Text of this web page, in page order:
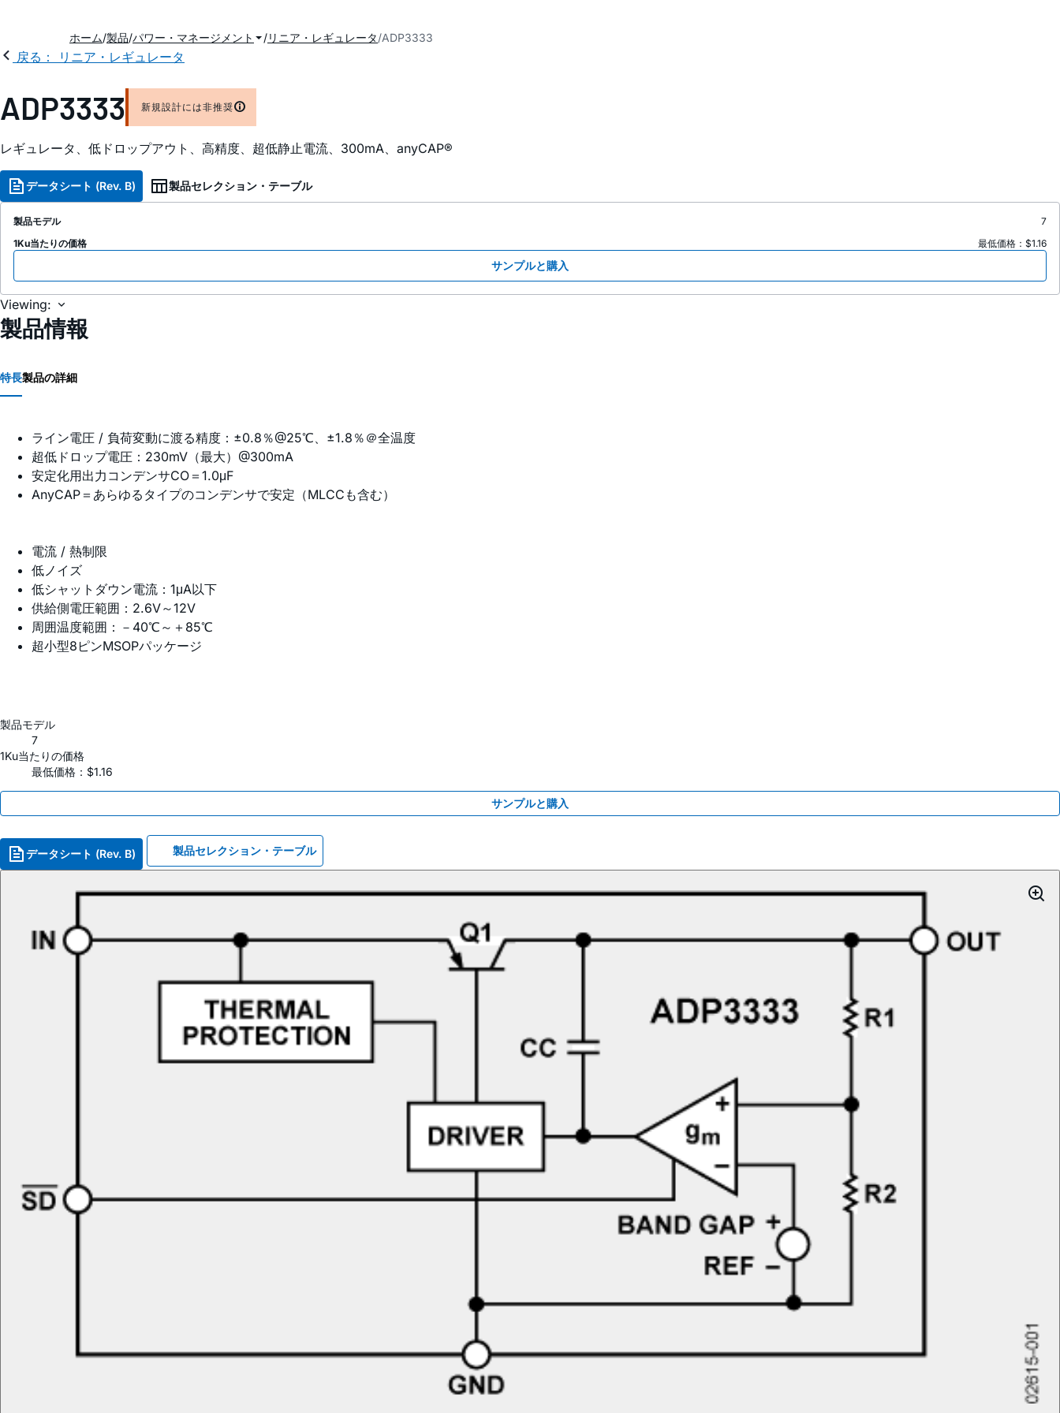
ホーム 製品 パワー・マネージメント リニア・レギュレータ ADP3333
戻る： リニア・レギュレータ
ADP3333 新規設計には非推奨
レギュレータ、低ドロップアウト、高精度、超低静止電流、300mA、anyCAP®
データシート (Rev. B) 製品セレクション・テーブル
製品モデル
7
1Ku当たりの価格
最低価格：$1.16
サンプルと購入
Viewing:
製品情報
特長製品の詳細
ライン電圧 / 負荷変動に渡る精度：±0.8％@25℃、±1.8％＠全温度
超低ドロップ電圧：230mV（最大）@300mA
安定化用出力コンデンサCO＝1.0μF
AnyCAP＝あらゆるタイプのコンデンサで安定（MLCCも含む）
電流 / 熱制限
低ノイズ
低シャットダウン電流：1μA以下
供給側電圧範囲：2.6V～12V
周囲温度範囲：－40℃～＋85℃
超小型8ピンMSOPパッケージ
製品モデル
7
1Ku当たりの価格
最低価格：$1.16
サンプルと購入
データシート (Rev. B) 製品セレクション・テーブル